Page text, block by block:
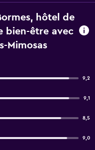
hôtel de
bien-être avec
Mimosas
9,2
9,1
8,5
9,0